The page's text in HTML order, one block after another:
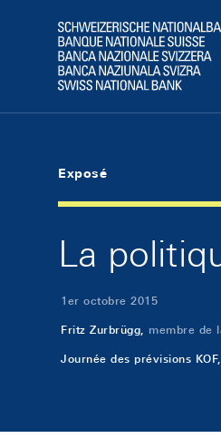
Logo
Exposé
La
1er octobre 2015
Fritz Zurbrügg, membre de
Journée des prévisions